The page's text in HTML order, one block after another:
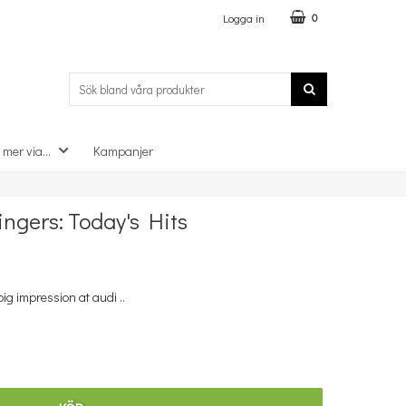
Logga in 0
via... Kampanjer
Today's Hits
impression at audi ..